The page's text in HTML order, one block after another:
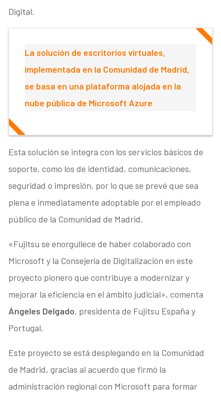
Digital.
La solución de escritorios virtuales,
implementada en la Comunidad de Madrid,
se basa en una plataforma alojada en la
nube pública de Microsoft Azure
Esta solución se integra con los servicios básicos de
soporte, como los de identidad, comunicaciones,
seguridad o impresión, por lo que se prevé que sea
plena e inmediatamente adoptable por el empleado
público de la Comunidad de Madrid.
«Fujitsu se enorgullece de haber colaborado con
Microsoft y la Consejería de Digitalización en este
proyecto pionero que contribuye a modernizar y
mejorar la eficiencia en el ámbito judicial», comenta
Ángeles Delgado, presidenta de Fujitsu España y
Portugal.
Este proyecto se está desplegando en la Comunidad
de Madrid, gracias al acuerdo que firmó la
administración regional con Microsoft para formar